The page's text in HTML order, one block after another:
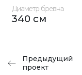
Диаметр бревна
340 см
Предыдущий
проект